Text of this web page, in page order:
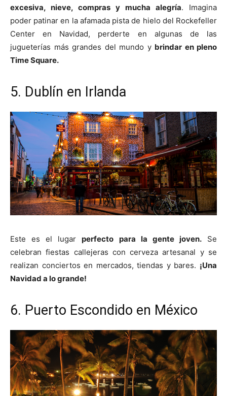
excesiva, nieve, compras y mucha alegría. Imagina
poder patinar en la afamada pista de hielo del Rockefeller
Center en Navidad, perderte en algunas de las
jugueterías más grandes del mundo y brindar en pleno
Time Square.
5. Dublín en Irlanda
Este es el lugarperfecto para la gente joven.Se
celebran fiestas callejeras con cerveza artesanal y se
realizan conciertos en mercados, tiendas y bares. ¡Una
Navidad a lo grande!
6. Puerto Escondido en México